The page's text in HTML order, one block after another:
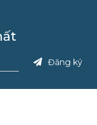
Đăng ký